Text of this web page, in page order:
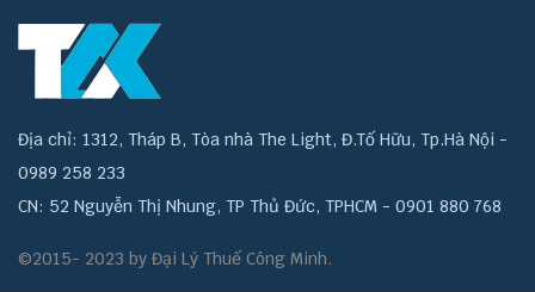
Địa chỉ: 1312, Tháp B, Tòa nhà The Light, Đ.Tố Hữu, Tp.Hà Nội -
0989 258 233
CN: 52 Nguyễn Thị Nhung, TP Thủ Đức, TPHCM - 0901 880 768
©2015- 2023 by Đại Lý Thuế Công Minh.